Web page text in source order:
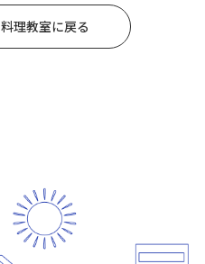
料理教室に戻る